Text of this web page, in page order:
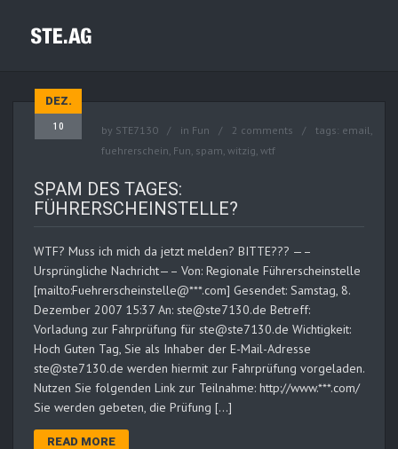
DEZ.
10 by STE7130 in Fun 2 comments tags: email,
fuehrerschein, Fun, spam, witzig, wtf
SPAM DES TAGES:
FÜHRERSCHEINSTELLE?
WTF? Muss ich mich da jetzt melden? BITTE??? —–
Ursprüngliche Nachricht—– Von: Regionale Führerscheinstelle
[mailto:Fuehrerscheinstelle@***.com] Gesendet: Samstag, 8.
Dezember 2007 15:37 An: ste@ste7130.de Betreff:
Vorladung zur Fahrprüfung für ste@ste7130.de Wichtigkeit:
Hoch Guten Tag, Sie als Inhaber der E-Mail-Adresse
ste@ste7130.de werden hiermit zur Fahrprüfung vorgeladen.
Nutzen Sie folgenden Link zur Teilnahme: http://www.***.com/
Sie werden gebeten, die Prüfung […]
READ MORE